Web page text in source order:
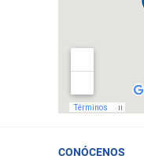
CONÓCENOS